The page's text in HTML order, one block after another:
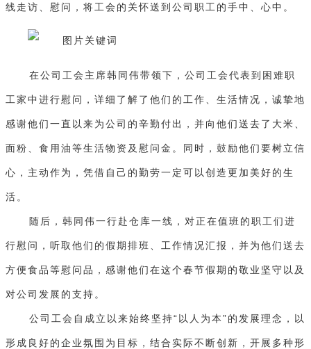
线走访、慰问，将工会的关怀送到公司职工的手中、心中。
在公司工会主席韩同伟带领下，公司工会代表到困难职
工家中进行慰问，详细了解了他们的工作、生活情况，诚挚地
感谢他们一直以来为公司的辛勤付出，并向他们送去了大米、
面粉、食用油等生活物资及慰问金。同时，鼓励他们要树立信
心，主动作为，凭借自己的勤劳一定可以创造更加美好的生
活。
随后，韩同伟一行赴仓库一线，对正在值班的职工们进
行慰问，听取他们的假期排班、工作情况汇报，并为他们送去
方便食品等慰问品，感谢他们在这个春节假期的敬业坚守以及
对公司发展的支持。
公司工会自成立以来始终坚持“以人为本”的发展理念，以
形成良好的企业氛围为目标，结合实际不断创新，开展多种形